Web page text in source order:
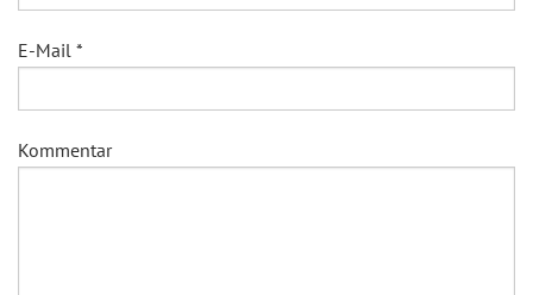
E-Mail *
Kommentar